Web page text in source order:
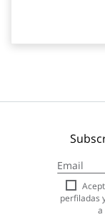
a
nuestro
boletín
de
perfiladas
a